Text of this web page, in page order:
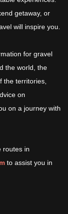
getaway, or
will inspire you.
for gravel
the world, the
the territories,
on
on a journey with
routes in
to assist you in